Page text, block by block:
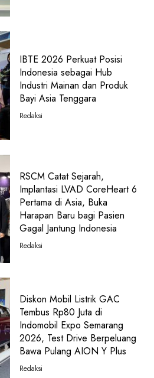
IBTE 2026 Perkuat Posisi
Indonesia sebagai Hub
Industri Mainan dan Produk
Bayi Asia Tenggara
Redaksi
RSCM Catat Sejarah,
Implantasi LVAD CoreHeart 6
Pertama di Asia, Buka
Harapan Baru bagi Pasien
Gagal Jantung Indonesia
Redaksi
Diskon Mobil Listrik GAC
Tembus Rp80 Juta di
Indomobil Expo Semarang
2026, Test Drive Berpeluang
Bawa Pulang AION Y Plus
Redaksi